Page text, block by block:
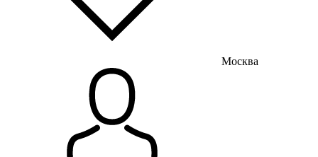
Москва